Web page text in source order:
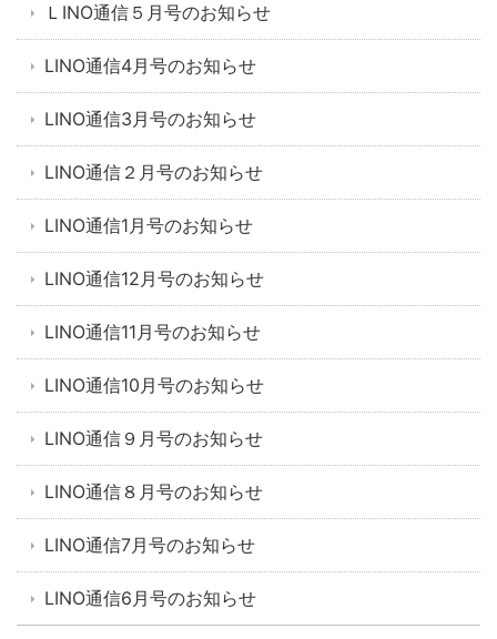
ＬINO通信５月号のお知らせ
LINO通信4月号のお知らせ
LINO通信3月号のお知らせ
LINO通信２月号のお知らせ
LINO通信1月号のお知らせ
LINO通信12月号のお知らせ
LINO通信11月号のお知らせ
LINO通信10月号のお知らせ
LINO通信９月号のお知らせ
LINO通信８月号のお知らせ
LINO通信7月号のお知らせ
LINO通信6月号のお知らせ